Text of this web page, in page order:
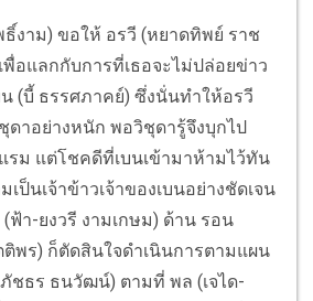
งาม) ขอให้ อรวี (หยาดทิพย์ ราช
พื่อแลกกับการที่เธอจะไม่ปล่อยข่าว
น (บี้ ธรรศภาคย์) ซึ่งนั่นทำให้อรวี
ดาอย่างหนัก พอวิชุดารู้จึงบุกไป
รม แต่โชคดีที่เบนเข้ามาห้ามไว้ทัน
ป็นเจ้าข้าวเจ้าของเบนอย่างชัดเจน
(ฟ้า-ยงวรี งามเกษม) ด้าน รอน
พร) ก็ตัดสินใจดำเนินการตามแผน
ชธร ธนวัฒน์) ตามที่ พล (เจได-